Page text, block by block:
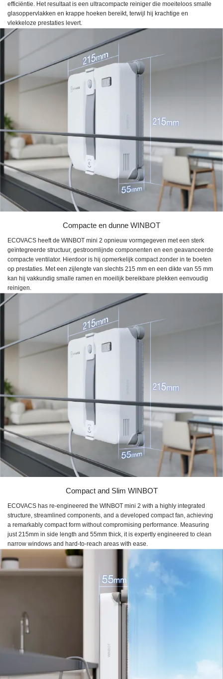
efficiëntie. Het resultaat is een ultracompacte reiniger die moeiteloos smalle
glasoppervlakken en krappe hoeken bereikt, terwijl hij krachtige en
vlekkeloze prestaties levert.
Compacte en dunne WINBOT
ECOVACS heeft de WINBOT mini 2 opnieuw vormgegeven met een sterk
geïntegreerde structuur, gestroomlijnde componenten en een geavanceerde
compacte ventilator. Hierdoor is hij opmerkelijk compact zonder in te boeten
op prestaties. Met een zijlengte van slechts 215 mm en een dikte van 55 mm
kan hij vakkundig smalle ramen en moeilijk bereikbare plekken eenvoudig
reinigen.
Compact and Slim WINBOT
ECOVACS has re-engineered the WINBOT mini 2 with a highly integrated
structure, streamlined components, and a developed compact fan, achieving
a remarkably compact form without compromising performance. Measuring
just 215mm in side length and 55mm thick, it is expertly engineered to clean
narrow windows and hard-to-reach areas with ease.